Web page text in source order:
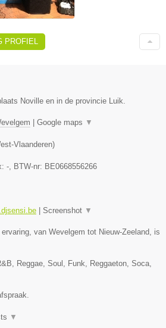
PROFIEL
Noville en in de provincie Luik.
Google maps ▼
Vlaanderen)
-, BTW-nr: BE0668556266
Screenshot ▼
van Wevelgem tot Nieuw-Zeeland, is
Reggae, Soul, Funk, Reggaeton, Soca,
▼